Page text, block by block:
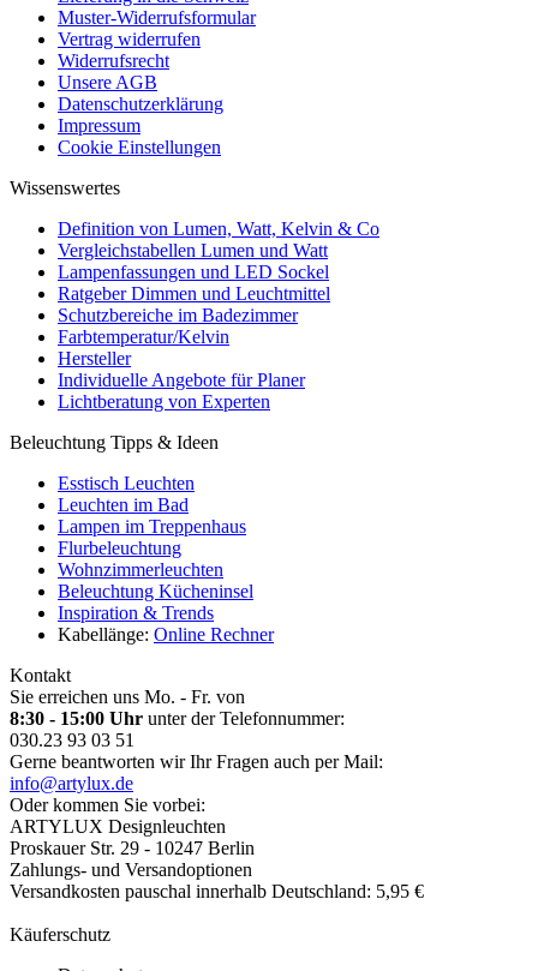
Muster-Widerrufsformular
Vertrag widerrufen
Widerrufsrecht
Unsere AGB
Datenschutzerklärung
Impressum
Cookie Einstellungen
Wissenswertes
Definition von Lumen, Watt, Kelvin & Co
Vergleichstabellen Lumen und Watt
Lampenfassungen und LED Sockel
Ratgeber Dimmen und Leuchtmittel
Schutzbereiche im Badezimmer
Farbtemperatur/Kelvin
Hersteller
Individuelle Angebote für Planer
Lichtberatung von Experten
Beleuchtung Tipps & Ideen
Esstisch Leuchten
Leuchten im Bad
Lampen im Treppenhaus
Flurbeleuchtung
Wohnzimmerleuchten
Beleuchtung Kücheninsel
Inspiration & Trends
Kabellänge: Online Rechner
Kontakt
Sie erreichen uns Mo. - Fr. von
8:30 - 15:00 Uhr unter der Telefonnummer:
030.23 93 03 51
Gerne beantworten wir Ihr Fragen auch per Mail:
info@artylux.de
Oder kommen Sie vorbei:
ARTYLUX Designleuchten
Proskauer Str. 29 - 10247 Berlin
Zahlungs- und Versandoptionen
Versandkosten pauschal innerhalb Deutschland: 5,95 €
Käuferschutz